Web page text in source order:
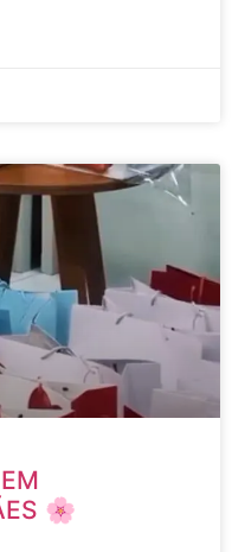
🌸